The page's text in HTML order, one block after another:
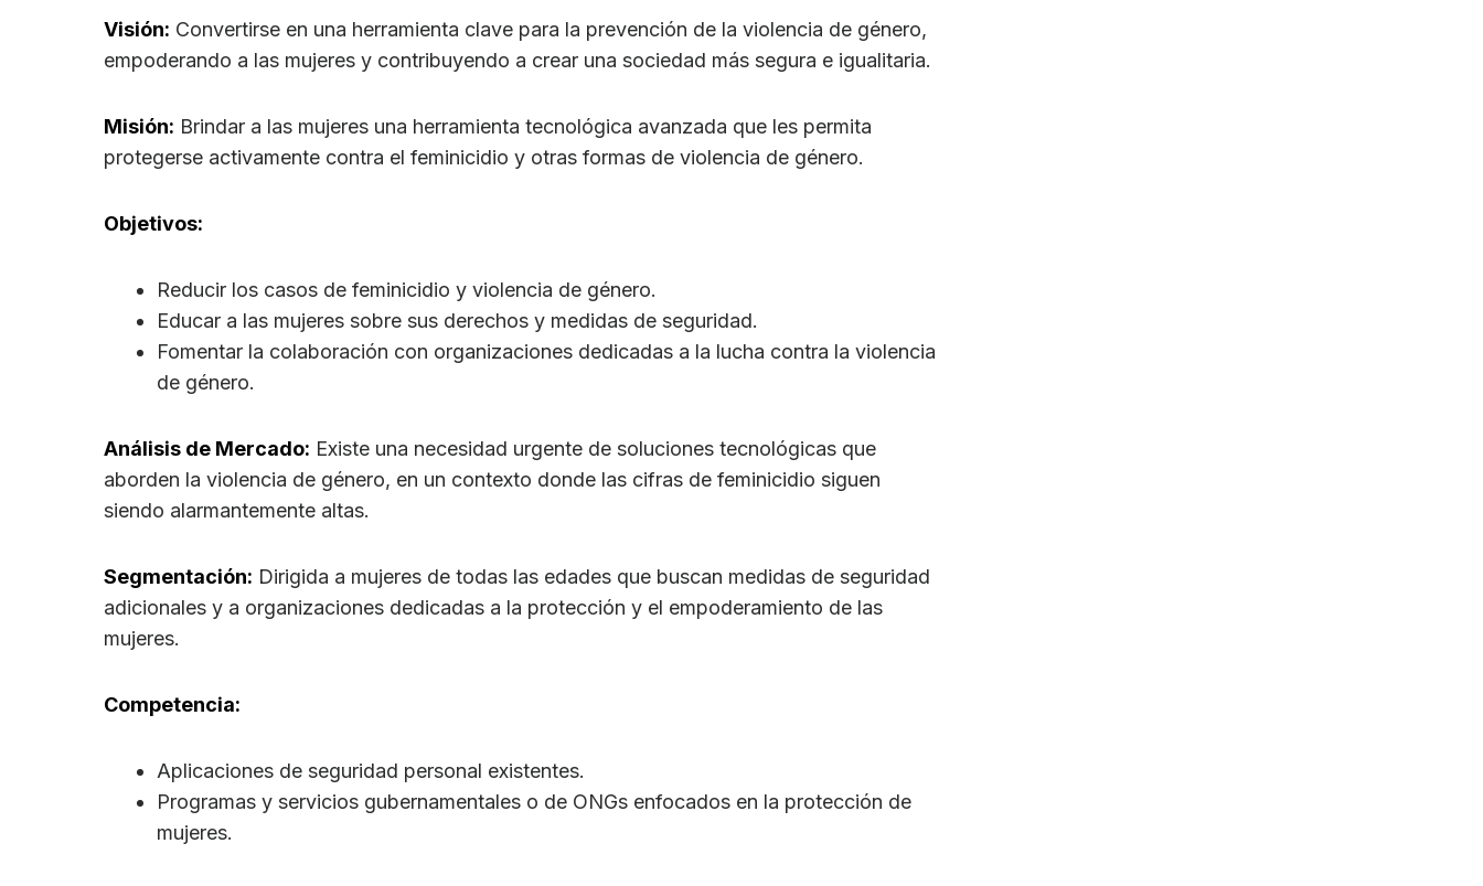
Visión: Convertirse en una herramienta clave para la prevención de la violencia de género,
empoderando a las mujeres y contribuyendo a crear una sociedad más segura e igualitaria.
Misión: Brindar a las mujeres una herramienta tecnológica avanzada que les permita
protegerse activamente contra el feminicidio y otras formas de violencia de género.
Objetivos:
Reducir los casos de feminicidio y violencia de género.
Educar a las mujeres sobre sus derechos y medidas de seguridad.
Fomentar la colaboración con organizaciones dedicadas a la lucha contra la violencia
de género.
Análisis de Mercado: Existe una necesidad urgente de soluciones tecnológicas que
aborden la violencia de género, en un contexto donde las cifras de feminicidio siguen
siendo alarmantemente altas.
Segmentación: Dirigida a mujeres de todas las edades que buscan medidas de seguridad
adicionales y a organizaciones dedicadas a la protección y el empoderamiento de las
mujeres.
Competencia:
Aplicaciones de seguridad personal existentes.
Programas y servicios gubernamentales o de ONGs enfocados en la protección de
mujeres.